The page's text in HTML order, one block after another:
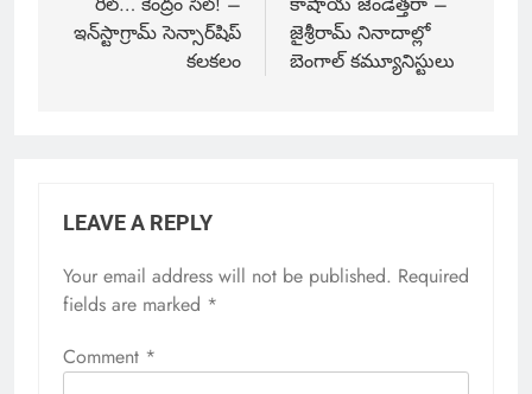
ఇన్‌స్టాగ్రామ్ సెన్సార్‌షిప్
కలకలం
జైశ్రీరామ్ నినాదాల్లో
బెంగాల్ కమ్యూనిస్టులు
LEAVE A REPLY
Your email address will not be published. Required
fields are marked *
Comment *